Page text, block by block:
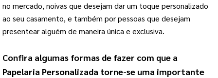
no mercado, noivas que desejam dar um toque personalizado
ao seu casamento, e também por pessoas que desejam
presentear alguém de maneira única e exclusiva.
Papelaria Personalizada torne-se uma importante